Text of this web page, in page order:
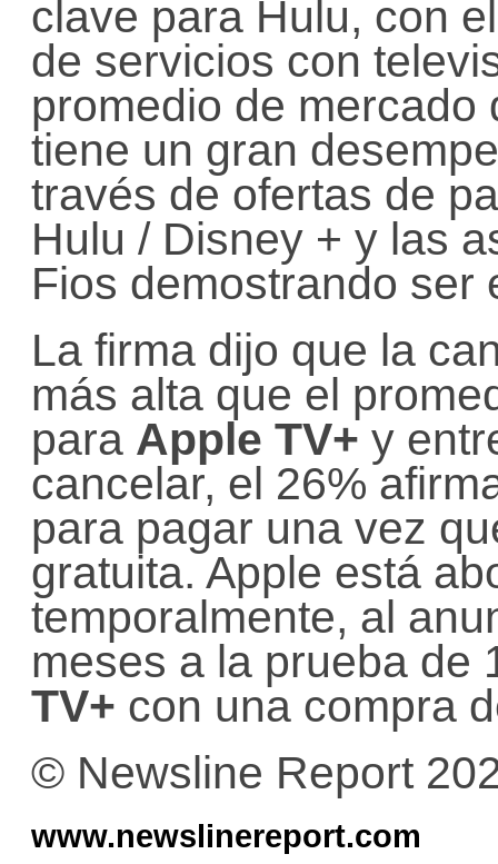
clave para Hulu, con
de servicios con
promedio de mercado
tiene un gran
través de ofertas de
Hulu / Disney + y las
Fios demostrando ser
La firma dijo que la
más alta que el
para Apple TV+ y
cancelar, el 26%
para pagar una vez
gratuita. Apple está
temporalmente, al
meses a la prueba de
TV+ con una compra
© Newsline Report
www.newslinereport.com